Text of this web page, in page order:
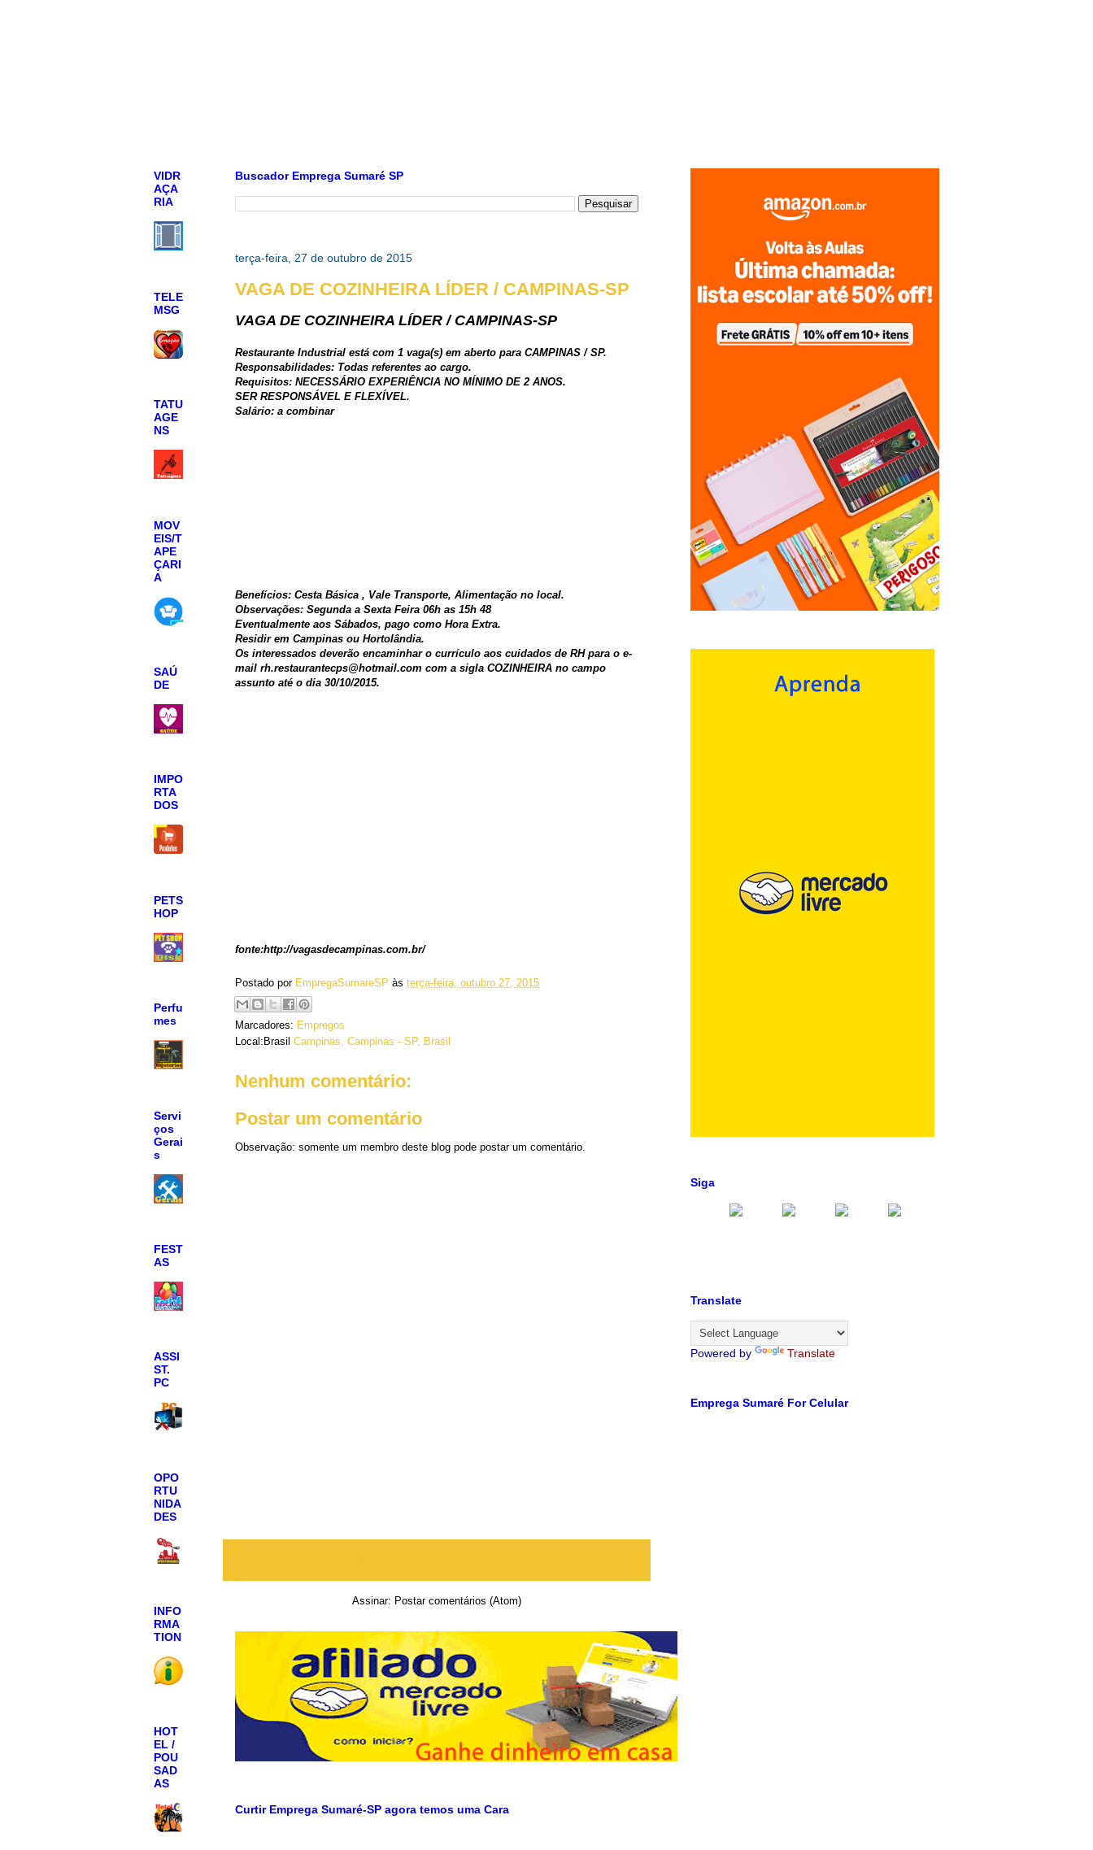
Buscador Emprega Sumaré SP
terça-feira, 27 de outubro de 2015
VAGA DE COZINHEIRA LÍDER / CAMPINAS-SP
VAGA DE COZINHEIRA LÍDER / CAMPINAS-SP
Restaurante Industrial está com 1 vaga(s) em aberto para CAMPINAS / SP.
Responsabilidades: Todas referentes ao cargo.
Requisitos: NECESSÁRIO EXPERIÊNCIA NO MÍNIMO DE 2 ANOS.
SER RESPONSÁVEL E FLEXÍVEL.
Salário: a combinar
Benefícios: Cesta Básica , Vale Transporte, Alimentação no local.
Observações: Segunda a Sexta Feira 06h as 15h 48
Eventualmente aos Sábados, pago como Hora Extra.
Residir em Campinas ou Hortolândia.
Os interessados deverão encaminhar o currículo aos cuidados de RH para o e-
mail rh.restaurantecps@hotmail.com com a sigla COZINHEIRA no campo
assunto até o dia 30/10/2015.
fonte:http://vagasdecampinas.com.br/
Postado por EmpregaSumareSP às terça-feira, outubro 27, 2015
Marcadores: Empregos
Local:Brasil Campinas, Campinas - SP, Brasil
Nenhum comentário:
Postar um comentário
Observação: somente um membro deste blog pode postar um comentário.
Assinar: Postar comentários (Atom)
Curtir Emprega Sumaré-SP agora temos uma Cara
VIDR
AÇA
RIA
TELE
MSG
TATU
AGE
NS
MOV
EIS/T
APE
ÇARI
A
SAÚ
DE
IMPO
RTA
DOS
PETS
HOP
Perfu
mes
Servi
ços
Gerai
s
FEST
AS
ASSI
ST.
PC
OPO
RTU
NIDA
DES
INFO
RMA
TION
HOT
EL /
POU
SAD
AS
Siga
Translate
Powered by Translate
Emprega Sumaré For Celular